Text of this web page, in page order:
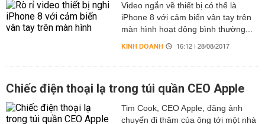
Video ngắn về thiết bị có thể là
iPhone 8 với cảm biến vân tay trên
màn hình hoạt động bình thường...
KINH DOANH 16:12 | 28/08/2017
Chiếc điện thoại lạ trong túi quần CEO Apple
Tim Cook, CEO Apple, đăng ảnh
chuyến đi thăm của ông tới một nhà